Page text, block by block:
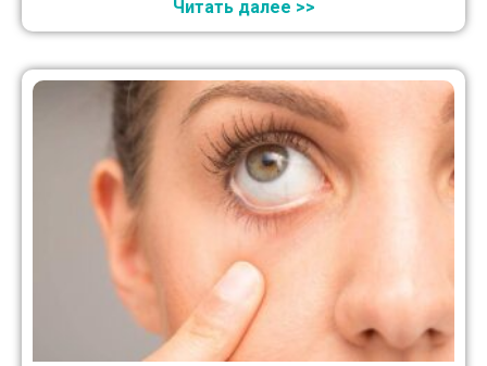
Читать далее >>